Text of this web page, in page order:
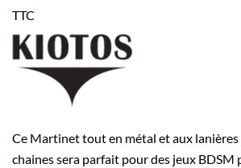
TTC
Ce Martinet tout en métal et aux lanières
chaines sera parfait pour des jeux BDSM